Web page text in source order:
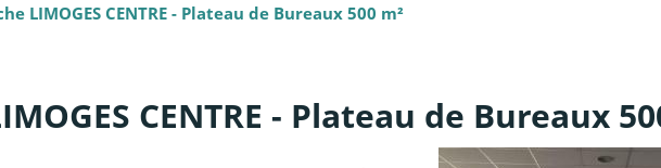
LIMOGES CENTRE - Plateau de Bureaux 500 m²
CENTRE - Plateau de Bureaux